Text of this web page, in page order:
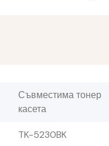
Съвместима тонер
касета
TK-5230BK